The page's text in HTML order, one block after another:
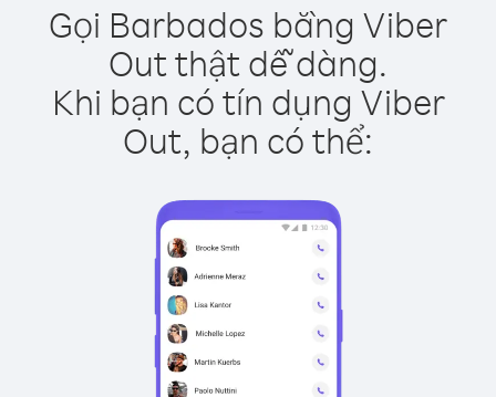
Gọi Barbados bằng Viber
Out thật dễ dàng.
Khi bạn có tín dụng Viber
Out, bạn có thể: